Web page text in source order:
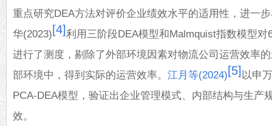
重点研究DEA方法对评价企业绩效水平的适用性，进一
华(2023) [4]利用三阶段DEA模型和Malmquist指数模型
进行了测度，剔除了外部环境因素对物流公司运营效率
部环境中，得到实际的运营效率。 江月等(2024) [5] 以申
PCA-DEA模型，验证出企业管理模式、内部结构与生产
效。